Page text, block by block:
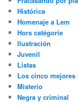
Histórica
Homenaje a Lem
Hors catégorie
Ilustración
Juvenil
Listas
Los cinco
Misterio
Negra y criminal